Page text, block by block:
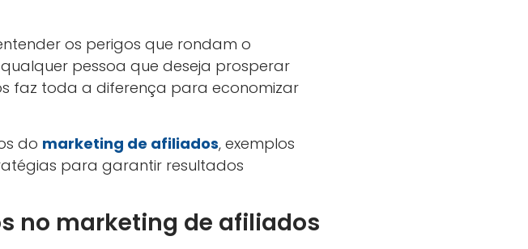
os perigos que rondam o
pessoa que deseja prosperar
faz toda a diferença para economizar
do marketing de afiliados, exemplos
para garantir resultados
no marketing de afiliados